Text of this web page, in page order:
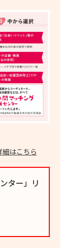
はこちら
ター」リ